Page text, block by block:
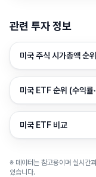
관련 투자 정보
미국 주식 시가총액 순
미국 ETF 순위 (수익
미국 ETF 비교
※ 데이터는 참고용이며 실시간
있습니다.